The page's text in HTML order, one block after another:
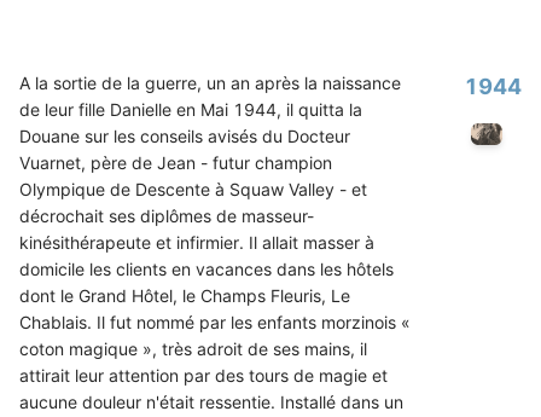
A la sortie de la guerre, un an après la naissance
de leur fille Danielle en Mai 1944, il quitta la
Douane sur les conseils avisés du Docteur
Vuarnet, père de Jean - futur champion
Olympique de Descente à Squaw Valley - et
décrochait ses diplômes de masseur-
kinésithérapeute et infirmier. Il allait masser à
domicile les clients en vacances dans les hôtels
dont le Grand Hôtel, le Champs Fleuris, Le
Chablais. Il fut nommé par les enfants morzinois «
coton magique », très adroit de ses mains, il
attirait leur attention par des tours de magie et
aucune douleur n'était ressentie. Installé dans un
1944